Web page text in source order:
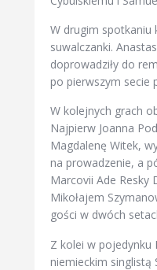
W drugim spotkaniu
suwalczanki.
doprowadziły do
po pierwszym secie
W kolejnych grach
Najpierw Joanna
Magdalenę Witek,
na prowadzenie, a
Marcovii Ade Resky
Mikołajem
gości w dwóch
Z kolei w pojedynku
niemieckim singlistą